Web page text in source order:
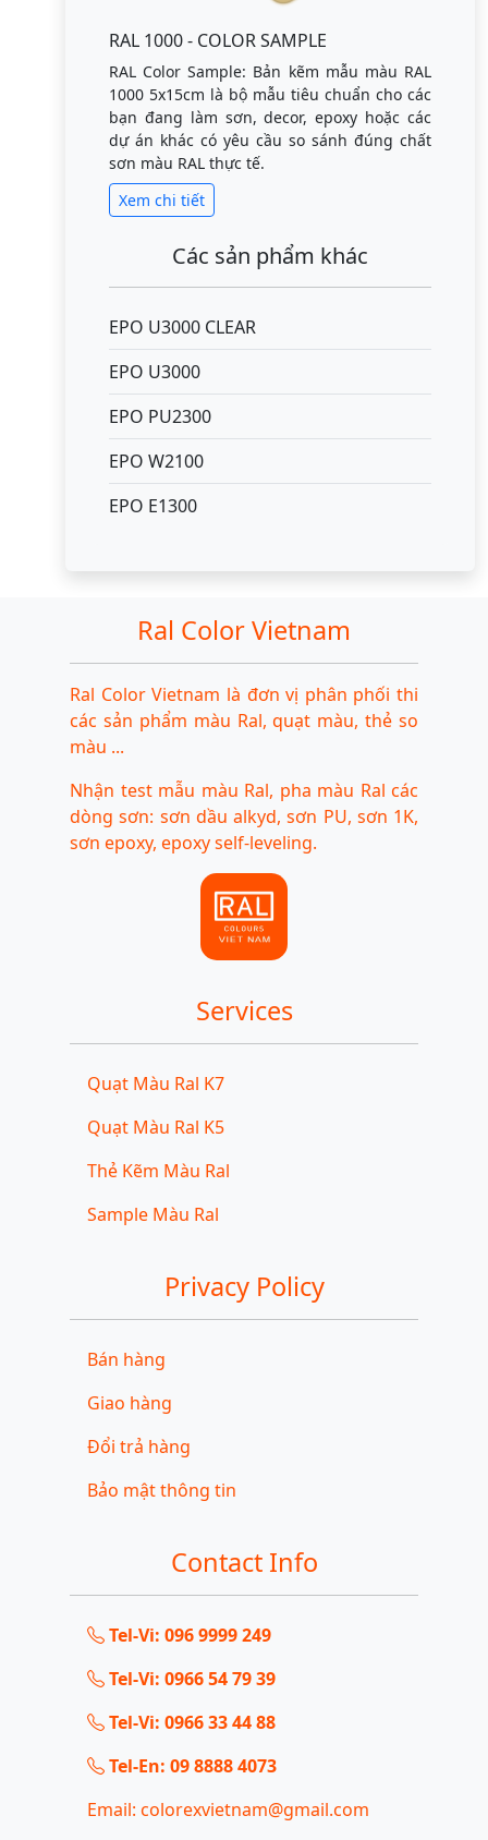
RAL 1000 - COLOR SAMPLE
RAL Color Sample: Bản kẽm mẫu màu RAL
1000 5x15cm là bộ mẫu tiêu chuẩn cho các
bạn đang làm sơn, decor, epoxy hoặc các
dự án khác có yêu cầu so sánh đúng chất
sơn màu RAL thực tế.
Xem chi tiết
Các sản phẩm khác
EPO U3000 CLEAR
EPO U3000
EPO PU2300
EPO W2100
EPO E1300
Ral Color Vietnam
Ral Color Vietnam là đơn vị phân phối thi
các sản phẩm màu Ral, quạt màu, thẻ so
màu ...
Nhận test mẫu màu Ral, pha màu Ral các
dòng sơn: sơn dầu alkyd, sơn PU, sơn 1K,
sơn epoxy, epoxy self-leveling.
Services
Quạt Màu Ral K7
Quạt Màu Ral K5
Thẻ Kẽm Màu Ral
Sample Màu Ral
Privacy Policy
Bán hàng
Giao hàng
Đổi trả hàng
Bảo mật thông tin
Contact Info
Tel-Vi: 096 9999 249
Tel-Vi: 0966 54 79 39
Tel-Vi: 0966 33 44 88
Tel-En: 09 8888 4073
Email: colorexvietnam@gmail.com